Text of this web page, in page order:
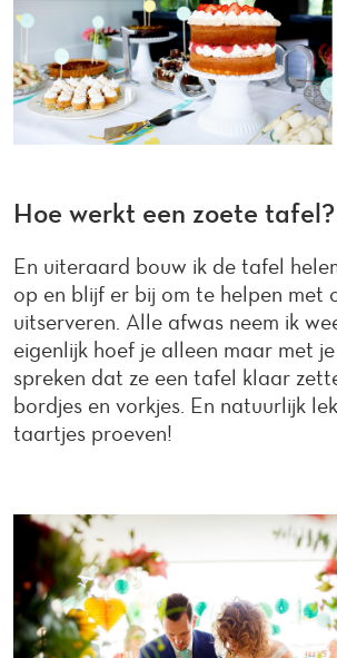
Hoe werkt een zoete tafel?
En uiteraard bouw ik de tafel
op en blijf er bij om te helpen met
uitserveren. Alle afwas neem ik
eigenlijk hoef je alleen maar met
spreken dat ze een tafel klaar
bordjes en vorkjes. En natuurlijk
taartjes proeven!